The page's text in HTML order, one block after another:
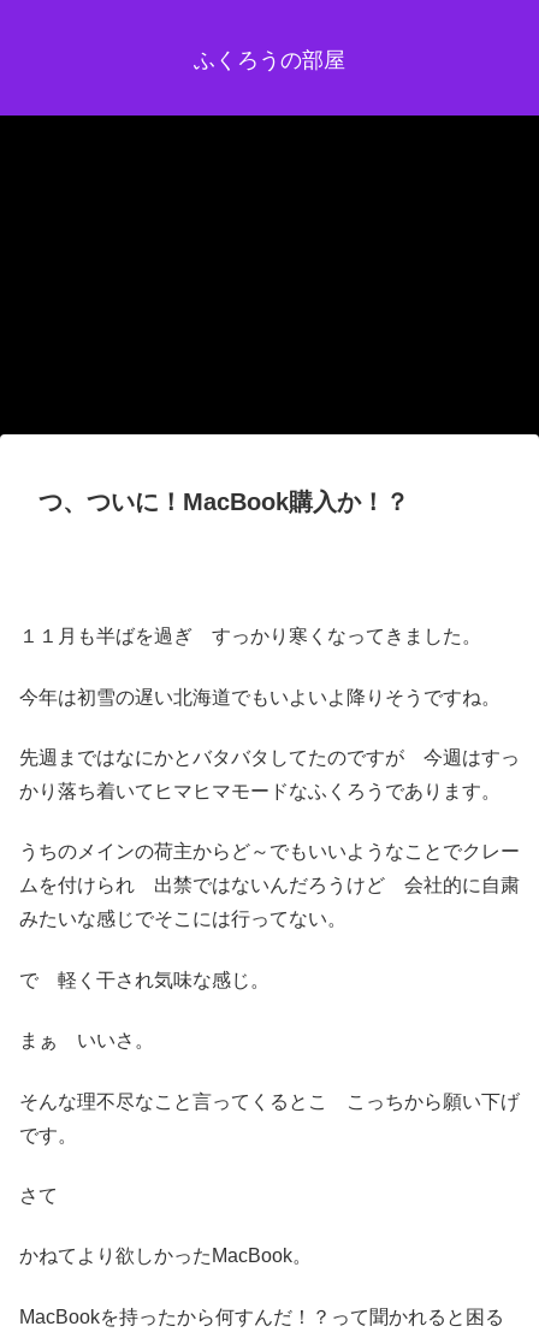
ふくろうの部屋
つ、ついに！MacBook購入か！？
１１月も半ばを過ぎ すっかり寒くなってきました。
今年は初雪の遅い北海道でもいよいよ降りそうですね。
先週まではなにかとバタバタしてたのですが 今週はすっ
かり落ち着いてヒマヒマモードなふくろうであります。
うちのメインの荷主からど～でもいいようなことでクレー
ムを付けられ 出禁ではないんだろうけど 会社的に自粛
みたいな感じでそこには行ってない。
で 軽く干され気味な感じ。
まぁ いいさ。
そんな理不尽なこと言ってくるとこ こっちから願い下げ
です。
さて
かねてより欲しかったMacBook。
MacBookを持ったから何すんだ！？って聞かれると困る